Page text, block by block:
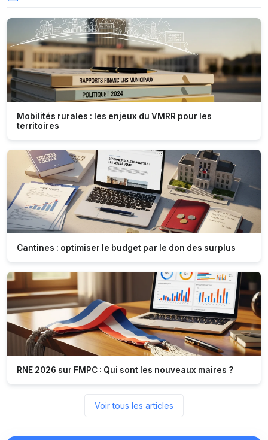
Mobilités rurales : les enjeux du VMRR pour les
territoires
Cantines : optimiser le budget par le don des surplus
RNE 2026 sur FMPC : Qui sont les nouveaux maires ?
Voir tous les articles